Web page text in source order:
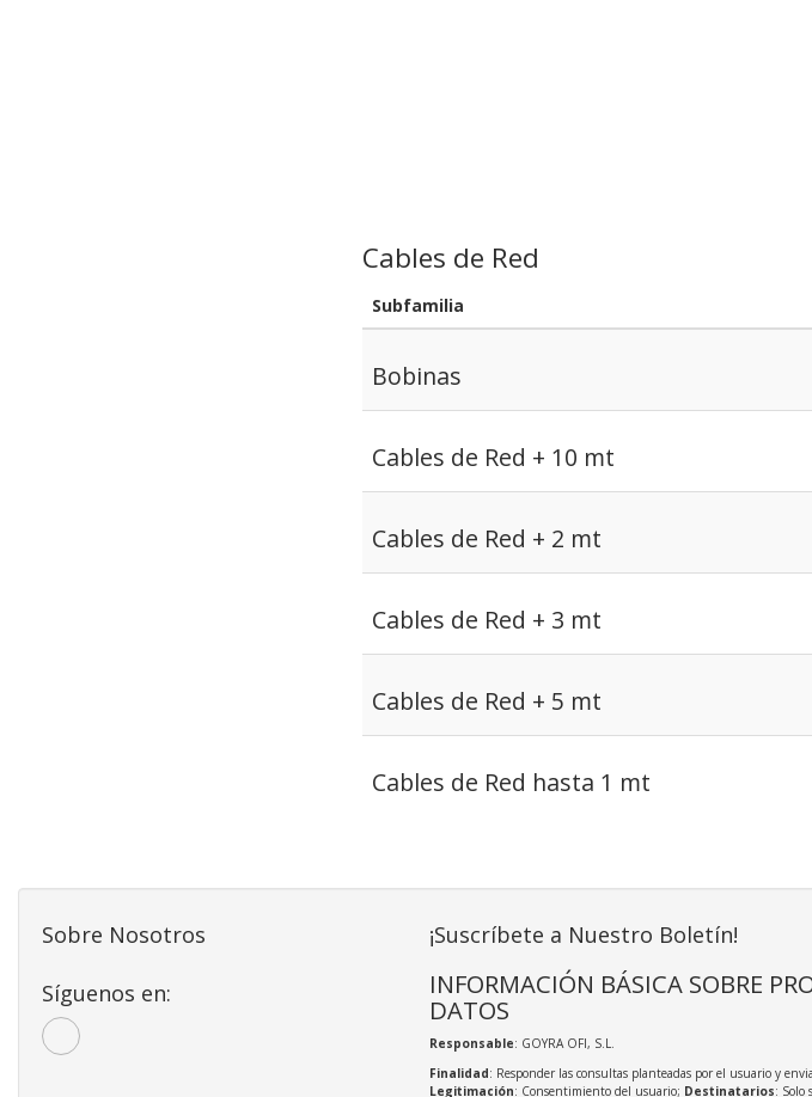
Cables de Red
Subfamilia
Bobinas
Cables de Red + 10 mt
Cables de Red + 2 mt
Cables de Red + 3 mt
Cables de Red + 5 mt
Cables de Red hasta 1 mt
Sobre Nosotros
Síguenos en:
¡Suscríbete a Nuestro Boletín!
INFORMACIÓN BÁSICA SOBRE
DATOS
Responsable: GOYRA OFI, S.L.
Finalidad: Responder las consultas planteadas por el usuario y
Legitimación: Consentimiento del usuario; Destinatarios: Solo